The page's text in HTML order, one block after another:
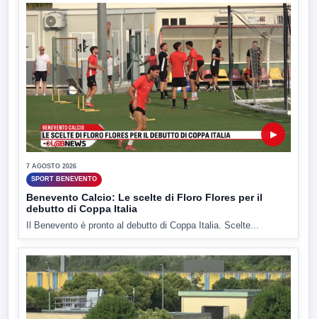
▶
7 AGOSTO 2026
SPORT BENEVENTO
Benevento Calcio: Le scelte di Floro Flores per il
debutto di Coppa Italia
Il Benevento è pronto al debutto di Coppa Italia. Scelte...